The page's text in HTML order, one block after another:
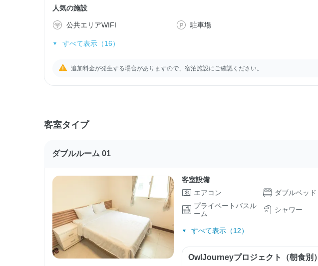
人気の施設
公共エリアWIFI 駐車場
すべて表示（16）
追加料金が発生する場合がありますので、宿泊施設にご確認ください。
客室タイプ
ダブルルーム 01
客室設備
エアコン
ダブルベッド
プライベートバスル
ーム
シャワー
すべて表示（12）
OwlJourneyプロジェクト（朝食別）